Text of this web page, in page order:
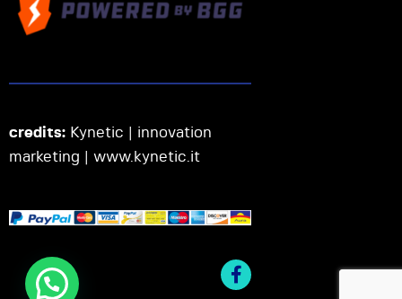
credits: Kynetic | innovation
marketing | www.kynetic.it